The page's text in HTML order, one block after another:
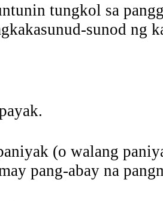
tungkol sa
sunod ng
(o walang
pang-abay na